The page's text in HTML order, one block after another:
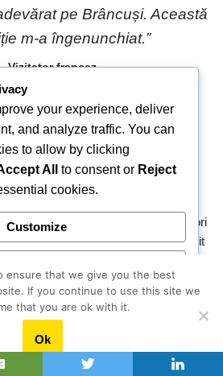
pe Brâncuși. Această
m-a îngenunchiat.”
Vizitator francez
a expoziției devine din ce în ce mai
în viața deja cunoscutului artist
la Paris și New York și este
este contestată de unul dintre vizitatori
că ar reprezenta un falus. Potrivit
datorită unei scrisori publice pe care o
printre carePicabia,Cocteauși
your experience, deliver
and analyze traffic. You can
to allow by clicking
All to consent or Reject
cookies.
Customize
Accept All
ensure that we give you the best
If you continue to use this site we
that you are ok with it.
Ok